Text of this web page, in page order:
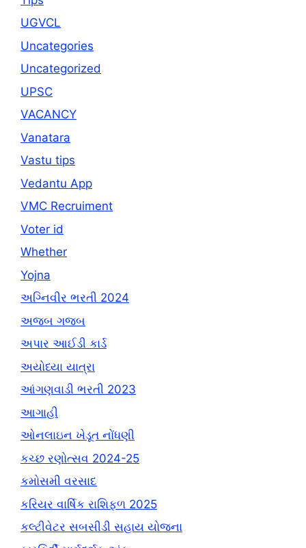
UGVCL
Uncategories
Uncategorized
UPSC
VACANCY
Vanatara
Vastu tips
Vedantu App
VMC Recruiment
Voter id
Whether
Yojna
અગ્નિવીર ભરતી 2024
અજબ ગજબ
અપાર આઈડી કાર્ડ
અયોધ્યા યાત્રા
આંગણવાડી ભરતી 2023
આગાહી
ઓનલાઇન ખેડૂત નોંધણી
કચ્છ રણોત્સવ 2024-25
કમોસમી વરસાદ
કરિયર વાર્ષિક રાશિફળ 2025
કલ્ટીવેટર સબસીડી સહાય યોજના